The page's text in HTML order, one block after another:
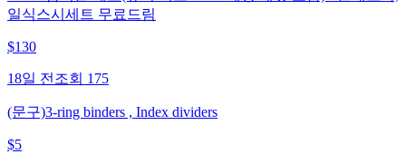
일식스시세트 무료드림
$130
18일 전 조회 175
(문구)3-ring binders , Index dividers
$5